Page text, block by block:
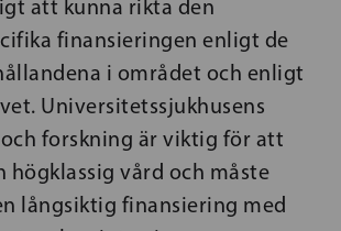
att kunna rikta den
finansieringen enligt de
i området och enligt
Universitetssjukhusens
forskning är viktig för att
högklassig vård och måste
långsiktig finansiering med